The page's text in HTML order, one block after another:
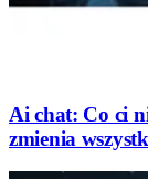
Ai chat: Co ci
zmienia